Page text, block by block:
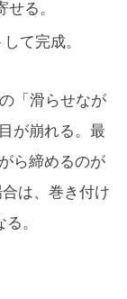
る。
て完成。
「滑らせなが
が崩れる。最
ら締めるのが
は、巻き付け
。